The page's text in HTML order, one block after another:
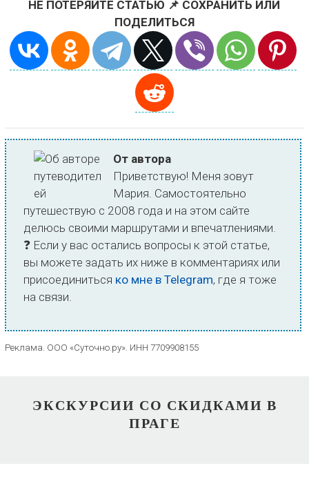
НЕ ПОТЕРЯЙТЕ СТАТЬЮ 📌 СОХРАНИТЬ ИЛИ
ПОДЕЛИТЬСЯ
От автора
Приветствую! Меня зовут
Мария. Самостоятельно
путешествую с 2008 года и на этом сайте
делюсь своими маршрутами и впечатлениями.
❓ Если у вас остались вопросы к этой статье,
вы можете задать их ниже в комментариях или
присоединиться ко мне в Telegram, где я тоже
на связи.
Реклама. ООО «Суточно.ру». ИНН 7709908155
ЭКСКУРСИИ СО СКИДКАМИ В
ПРАГЕ